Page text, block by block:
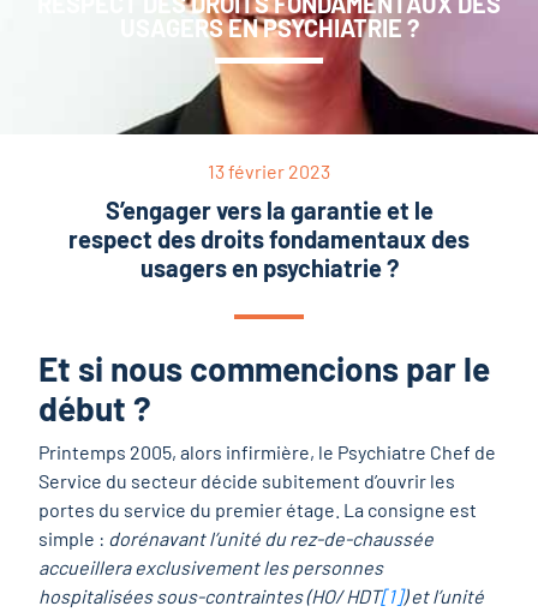
USAGERS EN PSYCHIATRIE ?
13 février 2023
S’engager vers la garantie et le
respect des droits fondamentaux des
usagers en psychiatrie ?
Et si nous commencions par le
début ?
Printemps 2005, alors infirmière, le Psychiatre Chef de
Service du secteur décide subitement d’ouvrir les
portes du service du premier étage. La consigne est
simple : dorénavant l’unité du rez-de-chaussée
accueillera exclusivement les personnes
hospitalisées sous-contraintes (HO/ HDT[1]) et l’unité